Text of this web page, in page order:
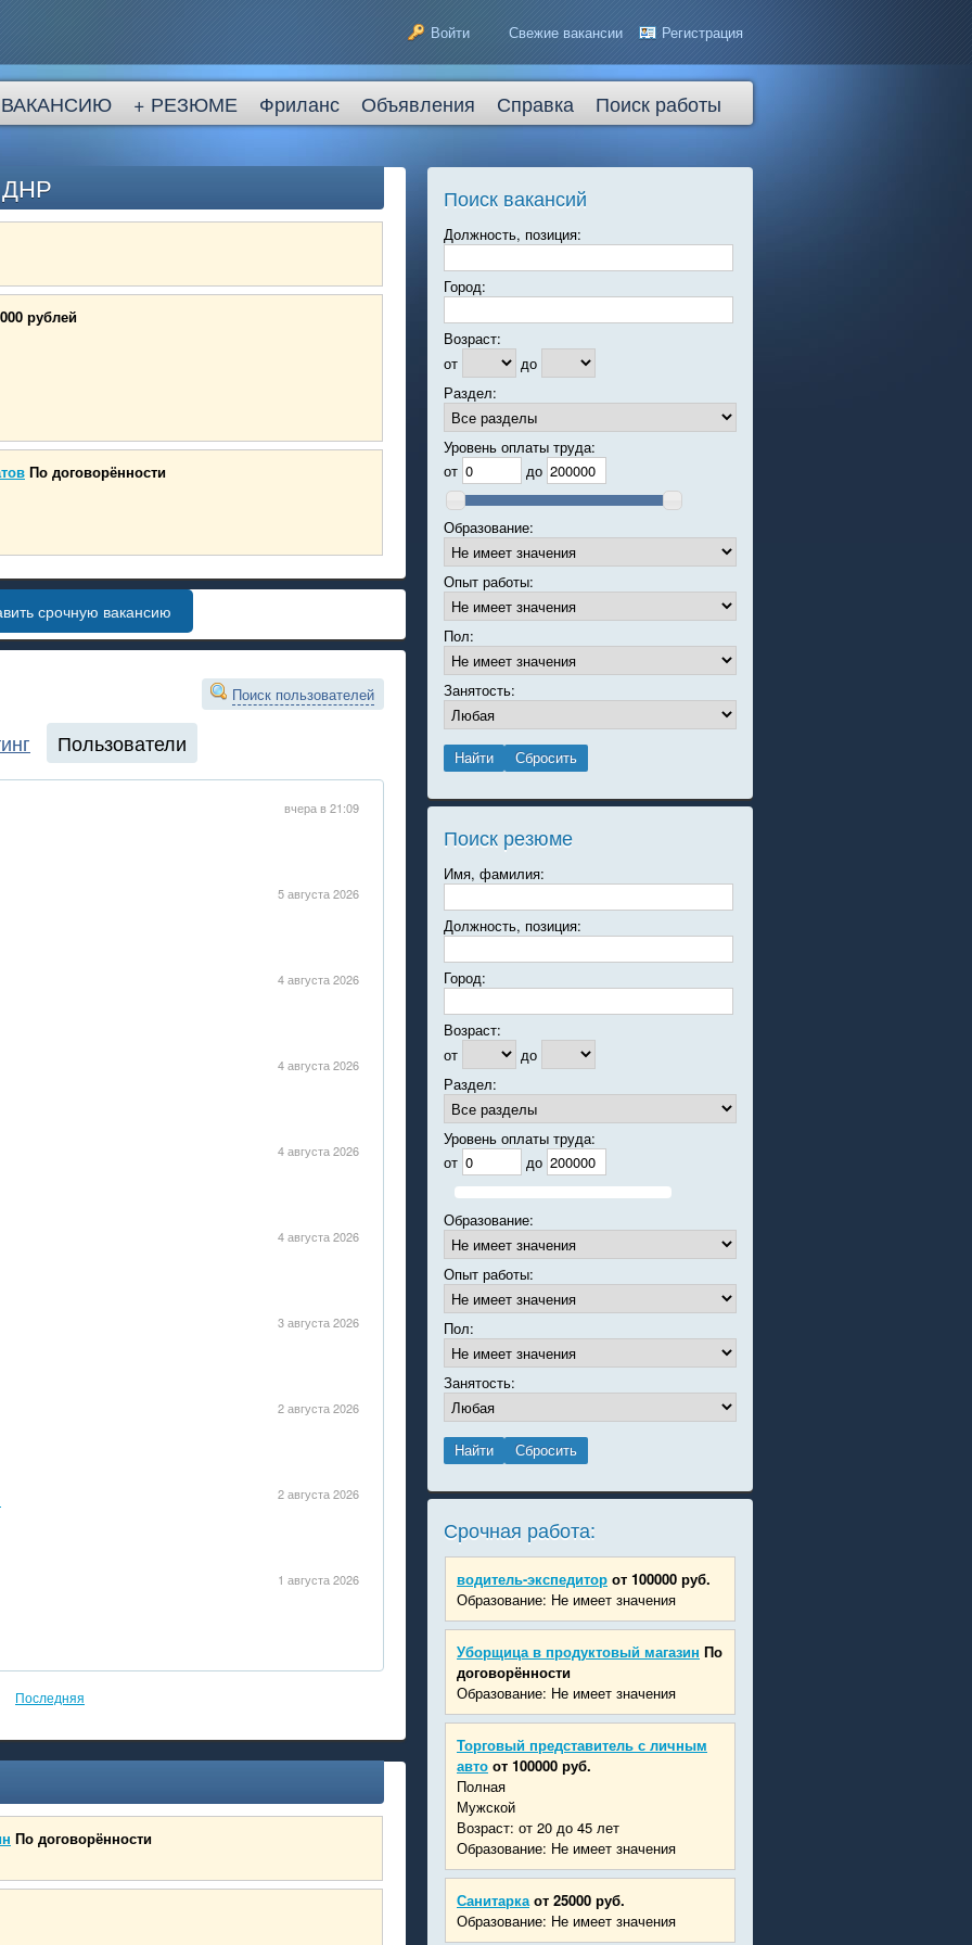
Войти Свежие вакансии Регистрация
+ РЕЗЮМЕ Фриланс Объявления Справка Поиск работы
ДНР
рублей
По договорённости
срочную вакансию
Поиск пользователей
Пользователи
вчера в 21:09
5 августа 2026
4 августа 2026
4 августа 2026
4 августа 2026
4 августа 2026
3 августа 2026
2 августа 2026
2 августа 2026
1 августа 2026
Последняя
По договорённости
Поиск вакансий
Должность, позиция:
Город:
Возраст:
от
до
Раздел:
Уровень оплаты труда:
от
до
Образование:
Опыт работы:
Пол:
Занятость:
Поиск резюме
Имя, фамилия:
Должность, позиция:
Город:
Возраст:
от
до
Раздел:
Уровень оплаты труда:
от
до
Образование:
Опыт работы:
Пол:
Занятость:
Срочная работа:
водитель-экспедитор от 100000 руб.
Образование: Не имеет значения
Уборщица в продуктовый магазин По
договорённости
Образование: Не имеет значения
Торговый представитель с личным
авто от 100000 руб.
Полная
Мужской
Возраст: от 20 до 45 лет
Образование: Не имеет значения
Санитарка от 25000 руб.
Образование: Не имеет значения